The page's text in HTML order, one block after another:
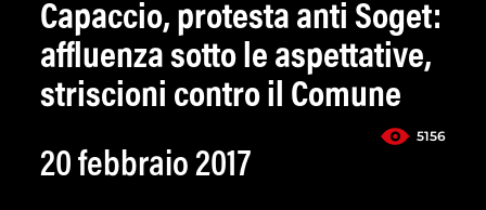
Capaccio, protesta anti Soget:
affluenza sotto le aspettative,
striscioni contro il Comune
5156
20 febbraio 2017